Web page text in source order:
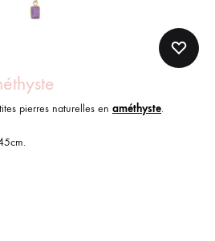
pierres naturelles en améthyste.